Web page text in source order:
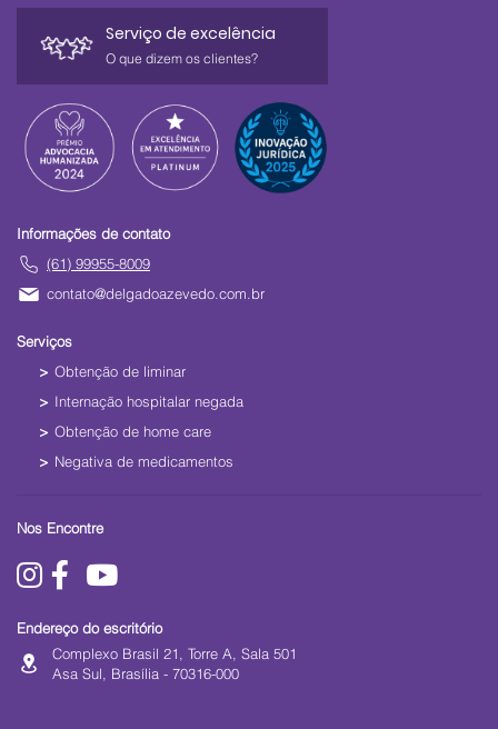
Serviço de excelência
O que dizem os clientes?
Informações de contato
(61) 99955-8009
contato@delgadoazevedo.com.br
Serviços
Obtenção de liminar
Internação hospitalar negada
Obtenção de home care
Negativa de medicamentos
Nos Encontre
Endereço do escritório
Complexo Brasil 21, Torre A, Sala 501
Asa Sul, Brasília - 70316-000